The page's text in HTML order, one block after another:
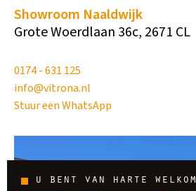
Showroom Naaldwijk
Grote Woerdlaan 36c, 2671 CL
0174 - 631 125
info@vitrona.nl
Stuur een WhatsApp
u bent van harte welkom